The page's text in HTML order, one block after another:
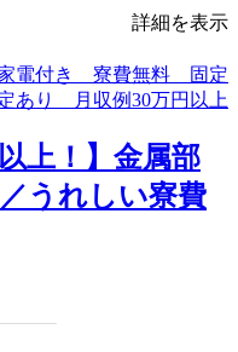
詳細を表示
上！】金属部
うれしい寮費